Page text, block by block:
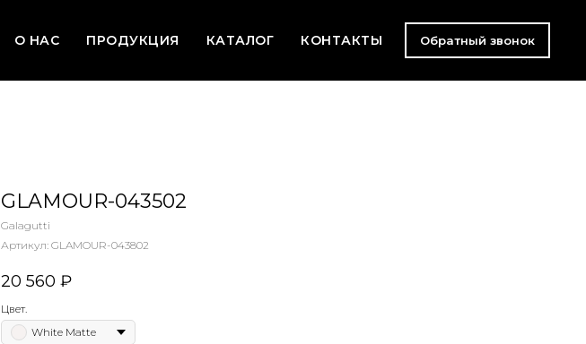
О НАС ПРОДУКЦИЯ КАТАЛОГ КОНТАКТЫ Обратный звонок
GLAMOUR-043502
Galagutti
Артикул: GLAMOUR-043802
20 560 ₽
Цвет.
White Matte